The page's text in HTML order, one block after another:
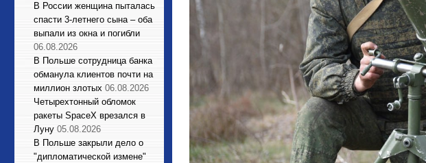
В России женщина пыталась
спасти 3-летнего сына – оба
выпали из окна и погибли
06.08.2026
В Польше сотрудница банка
обманула клиентов почти на
миллион злотых 06.08.2026
Четырехтонный обломок
ракеты SpaceX врезался в
Луну 05.08.2026
В Польше закрыли дело о
"дипломатической измене"